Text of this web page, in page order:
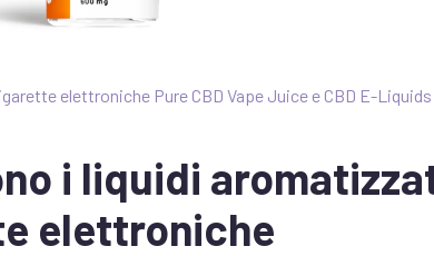
elettroniche Pure CBD Vape Juice e CBD E-Liquids
i liquidi
elettroniche